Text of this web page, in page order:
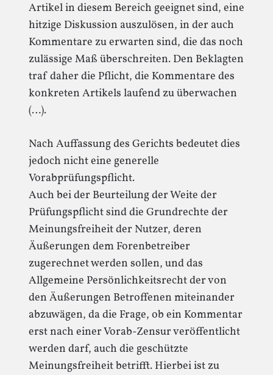
Artikel in diesem Bereich geeignet sind, eine
hitzige Diskussion auszulösen, in der auch
Kommentare zu erwarten sind, die das noch
zulässige Maß überschreiten. Den Beklagten
traf daher die Pflicht, die Kommentare des
konkreten Artikels laufend zu überwachen
(…).
Nach Auffassung des Gerichts bedeutet dies
jedoch nicht eine generelle
Vorabprüfungspflicht.
Auch bei der Beurteilung der Weite der
Prüfungspflicht sind die Grundrechte der
Meinungsfreiheit der Nutzer, deren
Äußerungen dem Forenbetreiber
zugerechnet werden sollen, und das
Allgemeine Persönlichkeitsrecht der von
den Äußerungen Betroffenen miteinander
abzuwägen, da die Frage, ob ein Kommentar
erst nach einer Vorab-Zensur veröffentlicht
werden darf, auch die geschützte
Meinungsfreiheit betrifft. Hierbei ist zu